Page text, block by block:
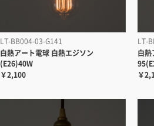
LT-BB004-03-G141
白熱アート電球 白熱エジソン
(E26)40W
￥2,100
LT-
白熱
￥